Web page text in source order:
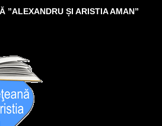
”ALEXANDRU ȘI ARISTIA AMAN”